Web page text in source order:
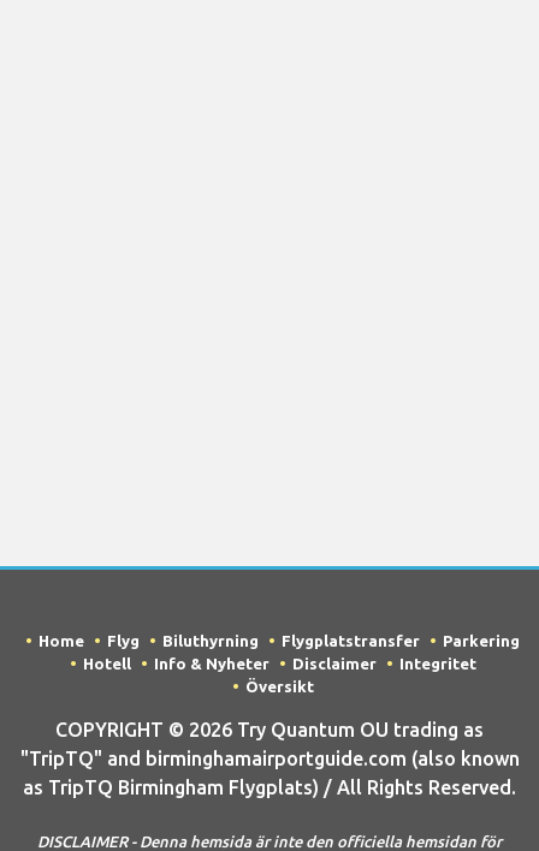
Home Flyg Biluthyrning Flygplatstransfer
Parkering
Hotell
Info & Nyheter Disclaimer
Integritet
Översikt
COPYRIGHT © 2026 Try Quantum OU trading as
"TripTQ" and birminghamairportguide.com (also known
as TripTQ Birmingham Flygplats) / All Rights Reserved.
DISCLAIMER - Denna hemsida är inte den officiella hemsidan för